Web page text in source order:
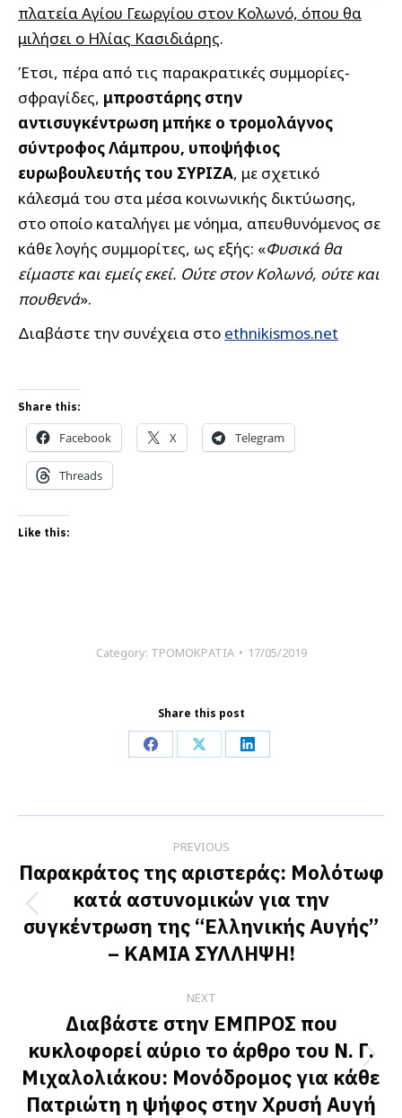
πλατεία Αγίου Γεωργίου στον Κολωνό, όπου θα
μιλήσει ο Ηλίας Κασιδιάρης.
Έτσι, πέρα από τις παρακρατικές συμμορίες-
σφραγίδες, μπροστάρης στην
αντισυγκέντρωση μπήκε ο τρομολάγνος
σύντροφος Λάμπρου, υποψήφιος
ευρωβουλευτής του ΣΥΡΙΖΑ, με σχετικό
κάλεσμά του στα μέσα κοινωνικής δικτύωσης,
στο οποίο καταλήγει με νόημα, απευθυνόμενος σε
κάθε λογής συμμορίτες, ως εξής: «Φυσικά θα
είμαστε και εμείς εκεί. Ούτε στον Κολωνό, ούτε και
πουθενά».
Διαβάστε την συνέχεια στο ethnikismos.net
Share this:
Facebook X Telegram
Threads
Like this:
Category: ΤΡΟΜΟΚΡΑΤΙΑ 17/05/2019
Share this post
Share
Facebook
Share
X
Share
LinkedIn
navigation
PREVIOUS
Previous
post:
Παρακράτος της αριστεράς: Μολότωφ
κατά αστυνομικών για την
συγκέντρωση της “Ελληνικής Αυγής”
– ΚΑΜΙΑ ΣΥΛΛΗΨΗ!
NEXT
Next
post:
Διαβάστε στην ΕΜΠΡΟΣ που
κυκλοφορεί αύριο το άρθρο του Ν. Γ.
Μιχαλολιάκου: Μονόδρομος για κάθε
Πατριώτη η ψήφος στην Χρυσή Αυγή